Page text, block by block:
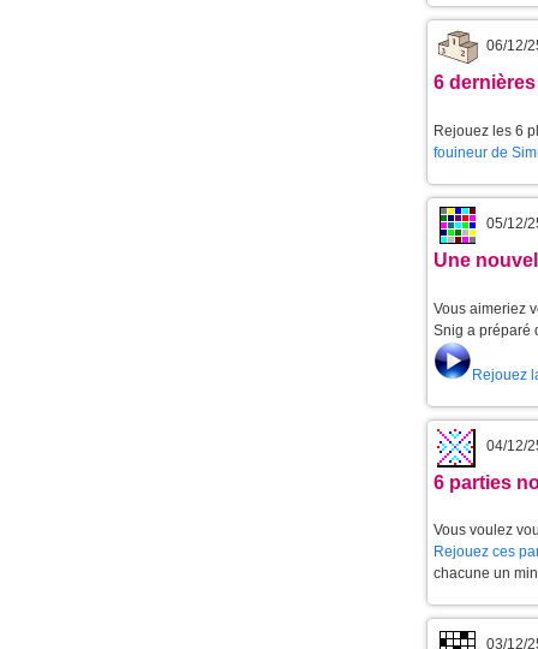
06/12/
6
Rejouez les 6
fouineur de
05/12/
Une
Vous aimeriez
Snig a préparé
Rejouez
04/12/
6 parties
Vous voulez
Rejouez ces
chacune un
03/12/